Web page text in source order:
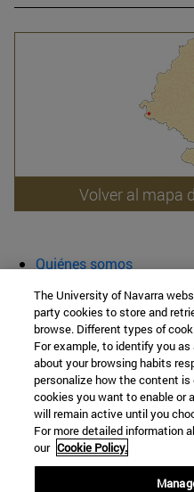
Volver al mapa
Quiénes somos
Aula abierta
Cátedra de
Facultad de Filosofía y Letras
Campus Universitario s/n
Navarra
The University of Navarra
party cookies to store and
browse. Different types of
For example, to identify you
about your browsing habits
personalize how the content
cookies you want to enable or
will remain active until you
For more detailed information
our Cookie Policy.